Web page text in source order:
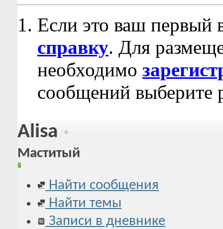
Если это ваш первый
справку. Для
необходимо
сообщений выберите
Alisa
Маститый
Найти сообщения
Найти темы
Записи в дневнике